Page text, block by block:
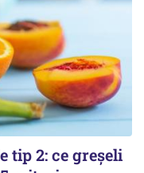
tip 2: ce greșeli